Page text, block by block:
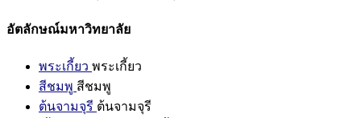
อัตลักษณ์มหาวิทยาลัย
พระเกี้ยว พระเกี้ยว
สีชมพู สีชมพู
ต้นจามจุรี ต้นจามจุรี